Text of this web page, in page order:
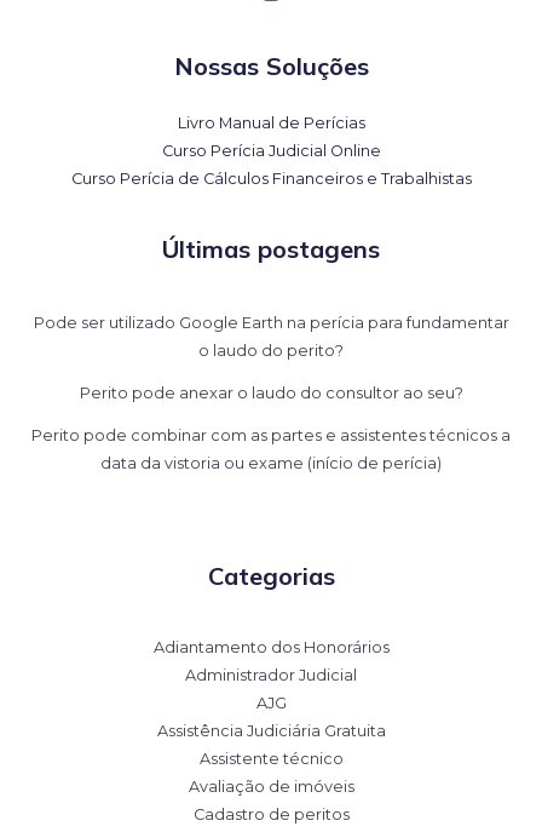
Nossas Soluções
Livro Manual de Perícias
Curso Perícia Judicial Online
Curso Perícia de Cálculos Financeiros e Trabalhistas
Últimas postagens
Pode ser utilizado Google Earth na perícia para fundamentar
o laudo do perito?
Perito pode anexar o laudo do consultor ao seu?
Perito pode combinar com as partes e assistentes técnicos a
data da vistoria ou exame (início de perícia)
Categorias
Adiantamento dos Honorários
Administrador Judicial
AJG
Assistência Judiciária Gratuita
Assistente técnico
Avaliação de imóveis
Cadastro de peritos